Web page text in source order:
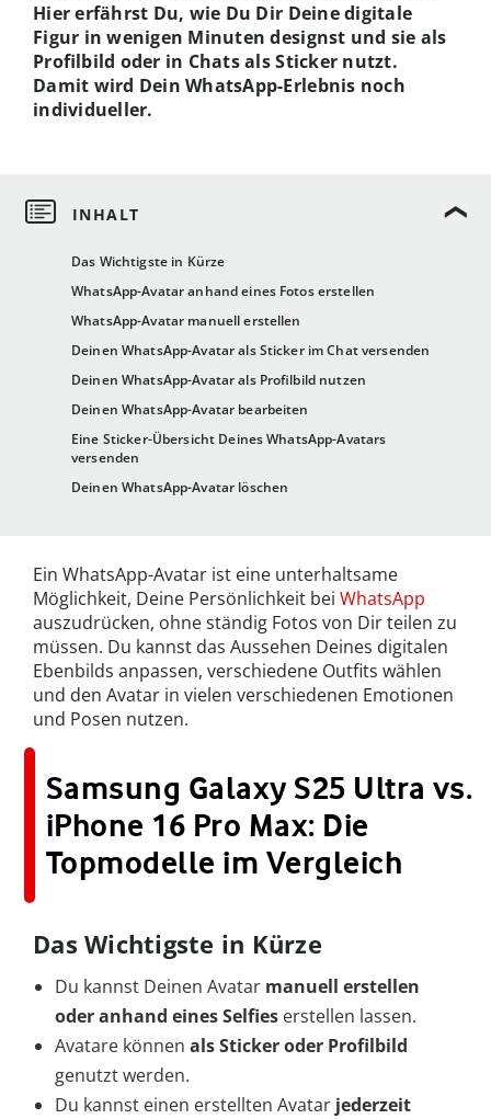
Das Wichtigste in Kürze
WhatsApp-Avatar anhand eines Fotos erstellen
WhatsApp-Avatar manuell erstellen
Deinen WhatsApp-Avatar als Sticker im Chat versenden
Deinen WhatsApp-Avatar als Profilbild nutzen
Deinen WhatsApp-Avatar bearbeiten
Eine Sticker-Übersicht Deines WhatsApp-Avatars
versenden
Deinen WhatsApp-Avatar löschen
Hier erfährst Du, wie Du Dir Deine digitale
Figur in wenigen Minuten designst und sie als
Profilbild oder in Chats als Sticker nutzt.
Damit wird Dein WhatsApp-Erlebnis noch
individueller.
Ein WhatsApp-Avatar ist eine unterhaltsame
Möglichkeit, Deine Persönlichkeit bei WhatsApp
auszudrücken, ohne ständig Fotos von Dir teilen zu
müssen. Du kannst das Aussehen Deines digitalen
Ebenbilds anpassen, verschiedene Outfits wählen
und den Avatar in vielen verschiedenen Emotionen
und Posen nutzen.
Samsung Galaxy S25 Ultra vs.
iPhone 16 Pro Max: Die
Topmodelle im Vergleich
Das Wichtigste in Kürze
Du kannst Deinen Avatar manuell erstellen
oder anhand eines Selfies erstellen lassen.
Avatare können alsSticker oder Profilbild
genutzt werden.
Du kannst einen erstellten Avatar jederzeit